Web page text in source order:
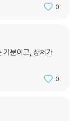
아를 바로잡을 수 있
0
기분이고, 상처가
0